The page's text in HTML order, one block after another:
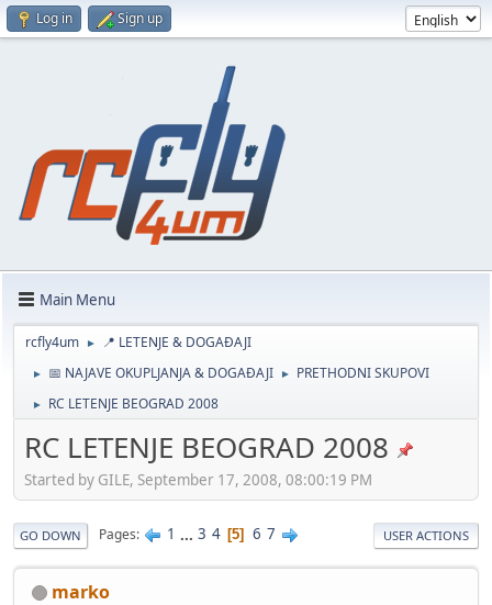
Log in Sign up
Main Menu
rcfly4um ► 📍 LETENJE & DOGAĐAJI
► 📅 NAJAVE OKUPLJANJA & DOGAĐAJI ► PRETHODNI SKUPOVI
► RC LETENJE BEOGRAD 2008
RC LETENJE BEOGRAD 2008
Started by GILE, September 17, 2008, 08:00:19 PM
GO DOWN Pages 1 ... 3 4 5 6 7 USER ACTIONS
marko